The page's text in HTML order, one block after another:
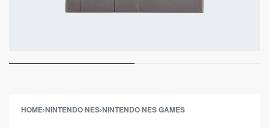
HOME›NINTENDO NES›NINTENDO NES GAMES